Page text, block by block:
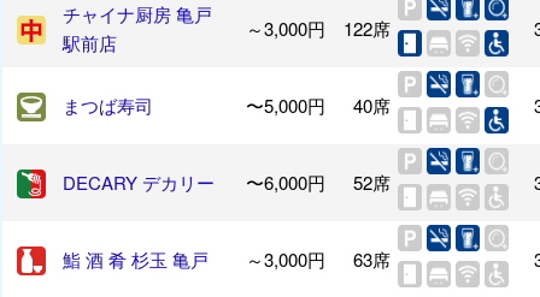
チャイナ厨房 亀戸
駅前店
～3,000円 122席
まつば寿司 〜5,000円 40席
DECARY デカリー 〜6,000円 52席
鮨 酒 肴 杉玉 亀戸 ～3,000円 63席